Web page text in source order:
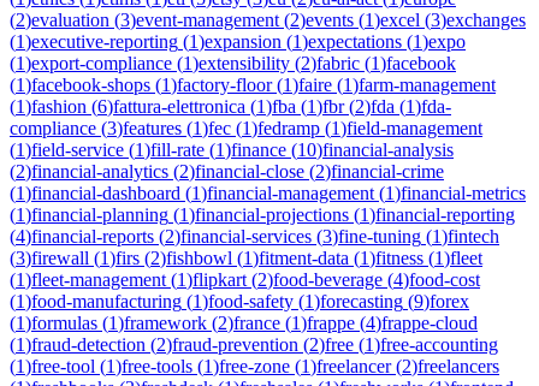
(2)evaluation (3)event-management (2)events (1)excel (3)exchanges
(1)executive-reporting (1)expansion (1)expectations (1)expo
(1)export-compliance (1)extensibility (2)fabric (1)facebook
(1)facebook-shops (1)factory-floor(1)faire (1)farm-management
(1)fashion (6)fattura-elettronica (1)fba (1)fbr(2)fda (1)fda-
compliance (3)features (1)fec (1)fedramp (1)field-management
(1)field-service (1)fill-rate (1)finance (10)financial-analysis
(2)financial-analytics (2)financial-close (2)financial-crime
(1)financial-dashboard (1)financial-management (1)financial-metrics
(1)financial-planning (1)financial-projections (1)financial-reporting
(4)financial-reports (2)financial-services (3)fine-tuning (1)fintech
(3)firewall (1)firs (2)fishbowl (1)fitment-data (1)fitness (1)fleet
(1)fleet-management (1)flipkart (2)food-beverage (4)food-cost
(1)food-manufacturing (1)food-safety (1)forecasting (9)forex
(1)formulas (1)framework (2)france (1)frappe (4)frappe-cloud
(1)fraud-detection (2)fraud-prevention (2)free (1)free-accounting
(1)free-tool (1)free-tools (1)free-zone (1)freelancer(2)freelancers